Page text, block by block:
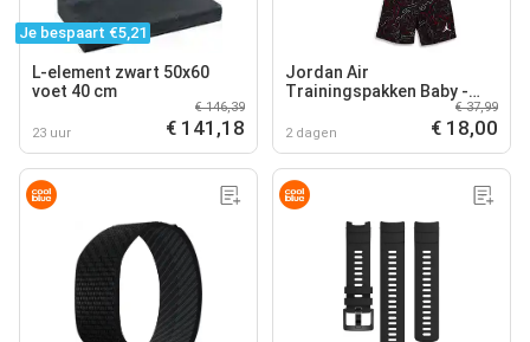
Je bespaart €5,21
L-element zwart 50x60
voet 40 cm
23 uur
€ 146,39
€ 141,18
Jordan Air
Trainingspakken Baby -
Zwart - Maat 80 - 86 CM
2 dagen
€ 37,99
€ 18,00